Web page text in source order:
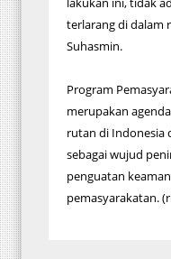
terlarang di dalam
Suhasmin.
Program
merupakan
rutan di Indonesia
sebagai wujud
penguatan
pemasyarakatan.